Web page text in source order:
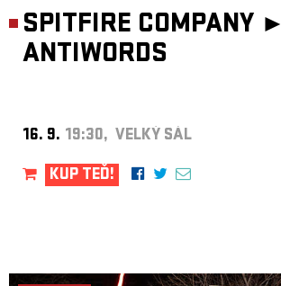
SPITFIRE COMPANY ►
ANTIWORDS
16. 9. 19:30, VELKÝ SÁL
KUP TEĎ!